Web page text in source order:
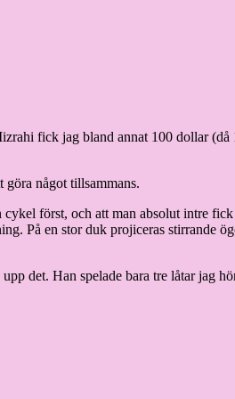
fick jag bland annat 100 dollar (då
något tillsammans.
först, och att man absolut intre
På en stor duk projiceras stirrande
det. Han spelade bara tre låtar jag